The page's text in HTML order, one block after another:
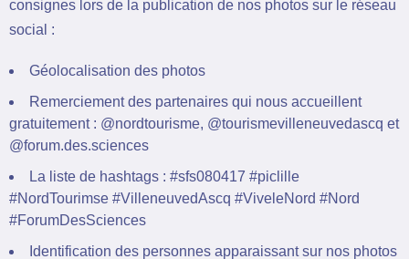
consignes lors de la publication de nos photos sur le réseau
social :
Géolocalisation des photos
Remerciement des partenaires qui nous accueillent
gratuitement : @nordtourisme, @tourismevilleneuvedascq et
@forum.des.sciences
La liste de hashtags : #sfs080417 #piclille
#NordTourimse #VilleneuvedAscq #ViveleNord #Nord
#ForumDesSciences
Identification des personnes apparaissant sur nos photos